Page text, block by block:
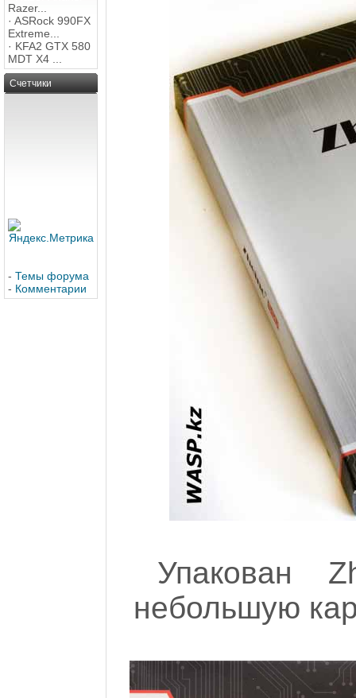
Razer...
· ASRock 990FX
Extreme...
· KFA2 GTX 580
MDT X4 ...
Счетчики
- Темы форума
- Комментарии
Упакован
небольшую